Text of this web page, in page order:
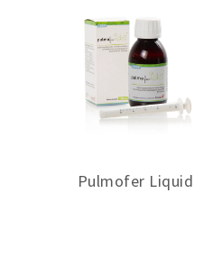
Pulmofer Liquid